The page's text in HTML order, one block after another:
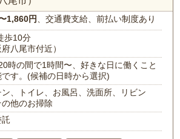
1,860円 、交通費支給、前払い制度あり
歩10分
府八尾市付近）
時の間で1時間〜、好きな日に働くこと
す。(候補の日時から選択)
ン、トイレ、お風呂、洗面所、リビン
の他のお掃除